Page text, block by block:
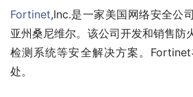
Fortinet,Inc.是一家美国网络安全公
亚州桑尼维尔。该公司开发和销售防
检测系统等安全解决方案。
处。